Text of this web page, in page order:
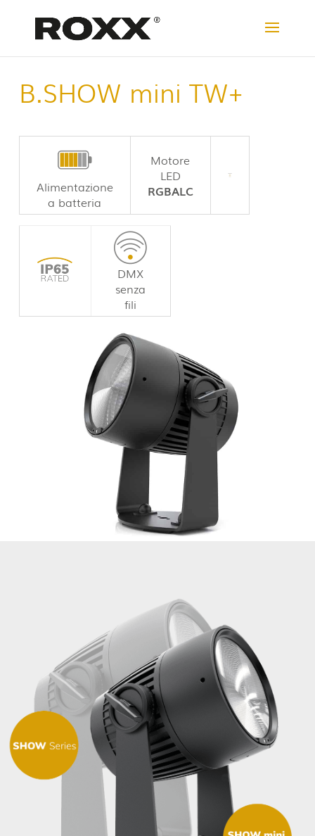
B.SHOW mini TW+
Alimentazione
a batteria
Motore
LED
RGBALC
DMX
senza
fili